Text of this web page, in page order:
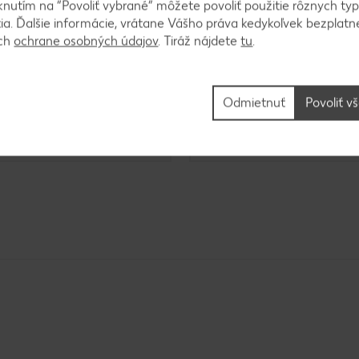
Ochutené olivové oleje
na “Povoliť vybrané” môžete povoliť použitie rôznych
Ďalšie informácie, vrátane Vášho práva kedykoľvek
ochrane osobných údajov. Tiráž nájdetetu.
Odmietnuť Povoliť